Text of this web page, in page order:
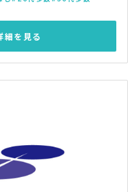
細を見る